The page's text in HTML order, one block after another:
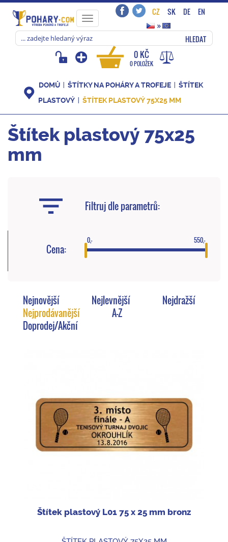
Toggle
navigation
CZ SK DE
EN
»
HLEDAT
0 KČ
0 POLOŽEK
DOMŮ ŠTÍTKY NA POHÁRY A TROFEJE
ŠTÍTEK
PLASTOVÝ
ŠTÍTEK PLASTOVÝ 75X25 MM
Štítek plastový 75x25
mm
Filtruj dle parametrů:
Cena:
0,- 550,-
Nejnovější Nejlevnější
Nejdražší
Nejprodávanější
A-Z
Doprodej/Akční
Štítek plastový L01 75 x 25 mm bronz